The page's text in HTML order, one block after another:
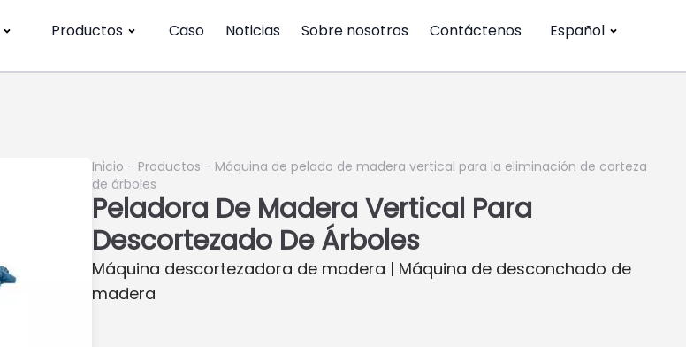
Productos Caso Noticias Sobre nosotros Contáctenos Español
Inicio - Productos - Máquina de pelado de madera vertical para la eliminación de corteza
de árboles
Peladora De Madera Vertical Para
Descortezado De Árboles
Máquina descortezadora de madera | Máquina de desconchado de
madera